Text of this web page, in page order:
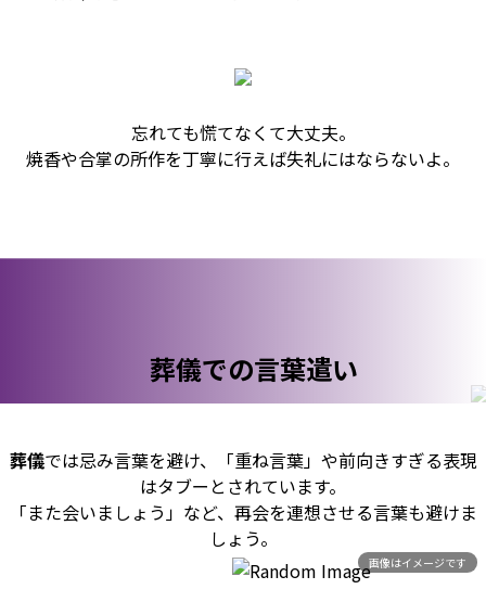
忘れても慌てなくて大丈夫。
焼香や合掌の所作を丁寧に行えば失礼にはならないよ。
葬儀での言葉遣い
葬儀では忌み言葉を避け、「重ね言葉」や前向きすぎる表現
はタブーとされています。
「また会いましょう」など、再会を連想させる言葉も避けま
しょう。
画像はイメージです